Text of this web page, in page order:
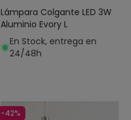
Lámpara Colgante LED 3W
Aluminio Evory L
En Stock, entrega en
24/48h
-42%